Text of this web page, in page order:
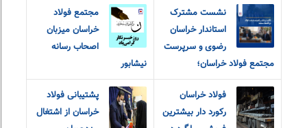
نشست مشترک
استاندار خراسان
رضوی و سرپرست
مجتمع فولاد خراسان؛
مجتمع فولاد
خراسان میزبان
اصحاب رسانه
نیشابور
فولاد خراسان
رکورد دار بیشترین
پشتیبانی فولاد
خراسان از اشتغال